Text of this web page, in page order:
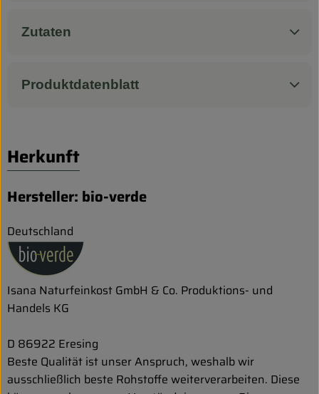
Zutaten
Produktdatenblatt
Herkunft
Hersteller: bio-verde
Deutschland
Isana Naturfeinkost GmbH & Co. Produktions- und
Handels KG
D 86922 Eresing
Beste Qualität ist unser Anspruch, weshalb wir
ausschließlich beste Rohstoffe weiterverarbeiten. Diese